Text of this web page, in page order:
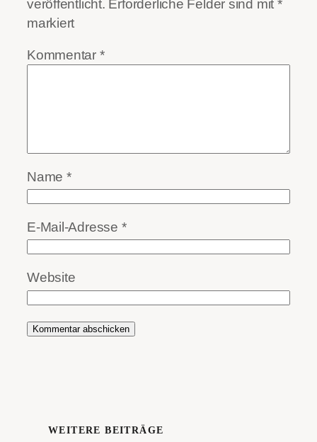
veröffentlicht. Erforderliche Felder sind mit *
markiert
Kommentar *
Name *
E-Mail-Adresse *
Website
WEITERE BEITRÄGE